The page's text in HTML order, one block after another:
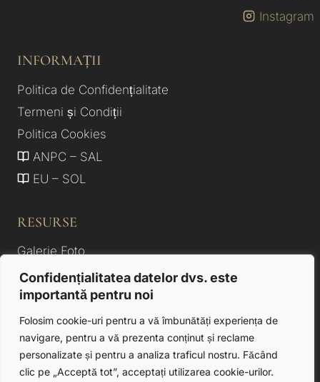
Confidențialitatea datelor dvs. este
importantă pentru noi
Folosim cookie-uri pentru a vă îmbunătăți experiența de
navigare, pentru a vă prezenta conținut și reclame
personalizate și pentru a analiza traficul nostru. Făcând
clic pe „Acceptă tot”, acceptați utilizarea cookie-urilor.
Instagram
INFORMAȚII
Politica de Confidențialitate
Termeni și Condiții
Politica Cookies
ANPC – SAL
EU – SOL
RESURSE
Galerie Foto
Despre noi
Camere & Apartamente
Cazare Hotel Satu Mare
Ghid Local
Contact